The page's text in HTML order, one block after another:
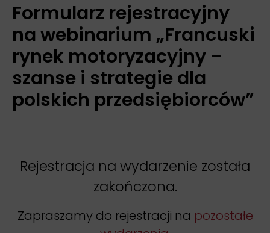
Formularz rejestracyjny
na webinarium „Francuski
rynek motoryzacyjny –
szanse i strategie dla
polskich przedsiębiorców”
Rejestracja na wydarzenie została
zakończona.
Zapraszamy do rejestracji na pozostałe